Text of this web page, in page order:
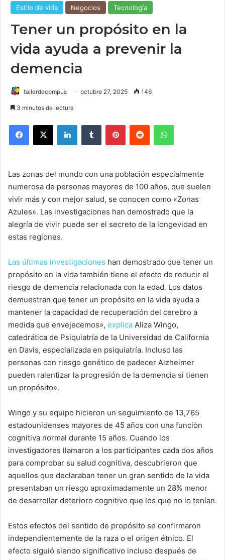
Estilo de vida Negocios Tecnología
Tener un propósito en la
vida ayuda a prevenir la
demencia
tallerdecompus octubre 27, 2025 146
3 minutos de lectura
Las zonas del mundo con una población especialmente
numerosa de personas mayores de 100 años, que suelen
vivir más y con mejor salud, se conocen como «Zonas
Azules». Las investigaciones han demostrado que la
alegría de vivir puede ser el secreto de la longevidad en
estas regiones.
Las últimas investigaciones han demostrado que tener un
propósito en la vida también tiene el efecto de reducir el
riesgo de demencia relacionada con la edad. Los datos
demuestran que tener un propósito en la vida ayuda a
mantener la capacidad de recuperación del cerebro a
medida que envejecemos», explica Aliza Wingo,
catedrática de Psiquiatría de la Universidad de California
en Davis, especializada en psiquiatría. Incluso las
personas con riesgo genético de padecer Alzheimer
pueden ralentizar la progresión de la demencia si tienen
un propósito».
Wingo y su equipo hicieron un seguimiento de 13,765
estadounidenses mayores de 45 años con una función
cognitiva normal durante 15 años. Cuando los
investigadores llamaron a los participantes cada dos años
para comprobar su salud cognitiva, descubrieron que
aquellos que declaraban tener un gran sentido de la vida
presentaban un riesgo aproximadamente un 28% menor
de desarrollar deterioro cognitivo que los que no lo tenían.
Estos efectos del sentido de propósito se confirmaron
independientemente de la raza o el origen étnico. El
efecto siguió siendo significativo incluso después de